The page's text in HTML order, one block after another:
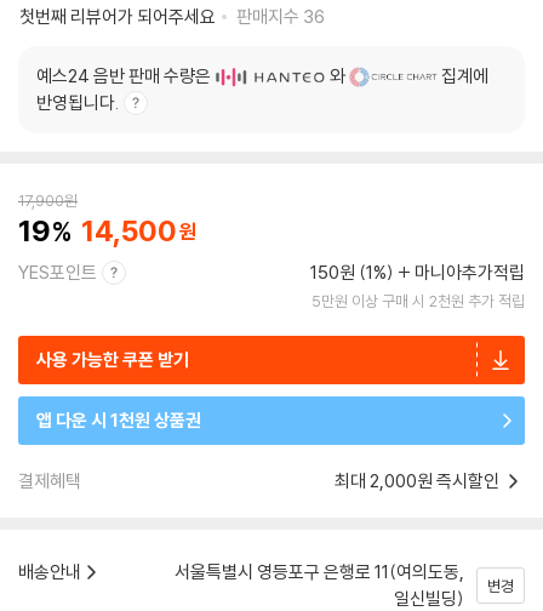
첫번째 리뷰어가 되어주세요
판매지수 36
예스24 음반 판매 수량은 와
집계에
반영됩니다.
17,900원
19 14,500
YES포인트 150원 (1%) 마니아추가적립
5만원 이상 구매 시 2천원 추가 적립
사용 가능한 쿠폰 받기
앱 다운 시 1천원 상품권
결제혜택 최대 2,000원 즉시할인
배송안내
서울특별시 영등포구 은행로 11(여의도동,
일신빌딩)
변경